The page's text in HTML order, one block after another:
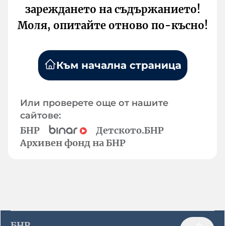
зареждането на съдържанието!
Моля, опитайте отново по-късно!
Към начална страница
Или проверете още от нашите
сайтове:
БНР
Детското.БНР
Архивен фонд на БНР